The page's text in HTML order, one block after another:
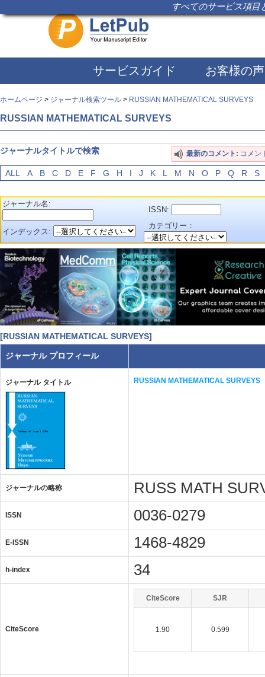
すべてのサービス項目
サービスガイド お客様の声
ホームページ > ジャーナル検索ツール > RUSSIAN MATHEMATICAL SURVEYS
RUSSIAN MATHEMATICAL SURVEYS
ジャーナルタイトルで検索 最新のコメント: コメン
ALL A B C D E F G H I J K L M N O P Q R S
ジャーナル名:
ISSN:
インデックス:
カテゴリー：
[RUSSIAN MATHEMATICAL SURVEYS]
ジャーナル プロフィール
ジャーナル タイトル RUSSIAN MATHEMATICAL SURVEYS
ジャーナルの略称 RUSS MATH
ISSN 0036-0279
E-ISSN 1468-4829
h-index 34
CiteScore
CiteScore SJR
1.90 0.599